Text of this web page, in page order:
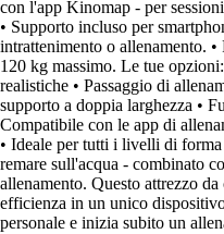
con l'app Kinomap - per
• Supporto incluso per
intrattenimento o allenamento.
120 kg massimo. Le tue
realistiche • Passaggio di
supporto a doppia larghezza •
Compatibile con le app di
• Ideale per tutti i livelli di
remare sull'acqua - combinato
allenamento. Questo attrezzo
efficienza in un unico
personale e inizia subito un